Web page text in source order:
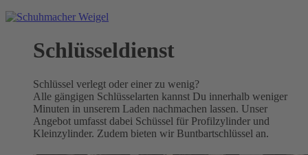
Schlüsseldienst
Schlüssel verlegt oder einer zu wenig?
Alle gängigen Schlüsselarten kannst Du innerhalb weniger
Minuten in unserem Laden nachmachen lassen. Unser
Angebot umfasst dabei Schüssel für Profilzylinder und
Kleinzylinder. Zudem bieten wir Buntbartschlüssel an.